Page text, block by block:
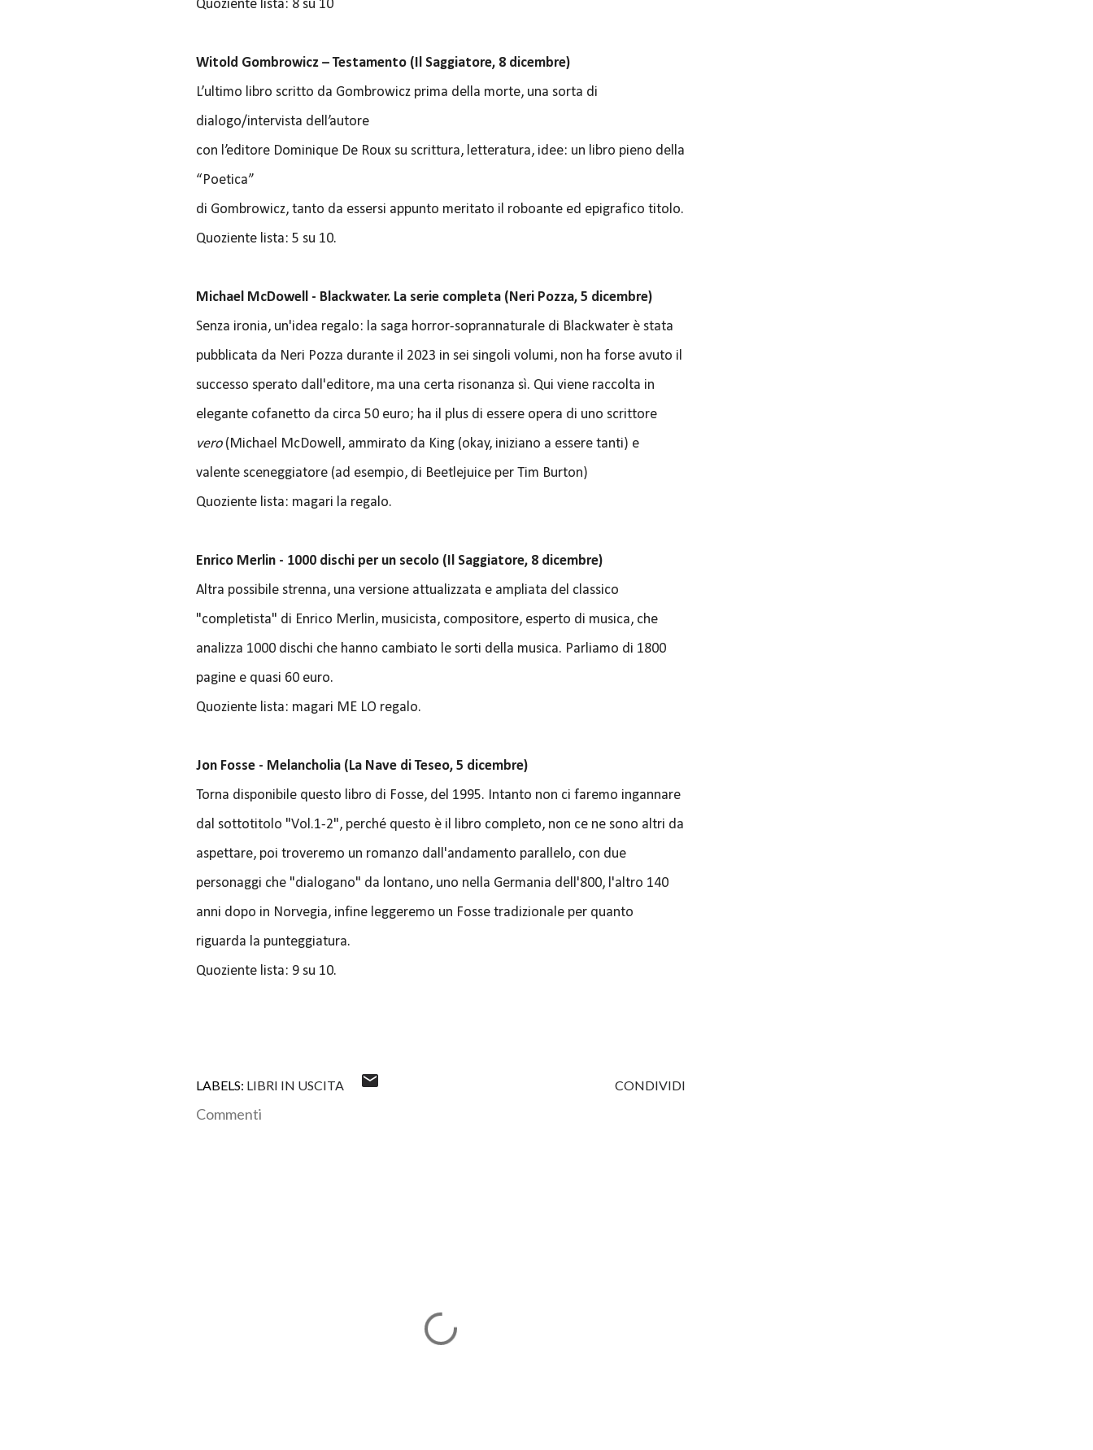
Quoziente lista: 8 su 10
Witold Gombrowicz – Testamento (Il Saggiatore, 8 dicembre)
L’ultimo libro scritto da Gombrowicz prima della morte, una sorta di
dialogo/intervista dell’autore
con l’editore Dominique De Roux su scrittura, letteratura, idee: un libro pieno della
“Poetica”
di Gombrowicz, tanto da essersi appunto meritato il roboante ed epigrafico titolo.
Quoziente lista: 5 su 10.
Michael McDowell - Blackwater. La serie completa (Neri Pozza, 5 dicembre)
Senza ironia, un'idea regalo: la saga horror-soprannaturale di Blackwater è stata
pubblicata da Neri Pozza durante il 2023 in sei singoli volumi, non ha forse avuto il
successo sperato dall'editore, ma una certa risonanza sì. Qui viene raccolta in
elegante cofanetto da circa 50 euro; ha il plus di essere opera di uno scrittore
vero(Michael McDowell, ammirato da King (okay, iniziano a essere tanti) e
valente sceneggiatore (ad esempio, di Beetlejuice per Tim Burton)
Quoziente lista: magari la regalo.
Enrico Merlin - 1000 dischi per un secolo (Il Saggiatore, 8 dicembre)
Altra possibile strenna, una versione attualizzata e ampliata del classico
"completista" di Enrico Merlin, musicista, compositore, esperto di musica, che
analizza 1000 dischi che hanno cambiato le sorti della musica. Parliamo di 1800
pagine e quasi 60 euro.
Quoziente lista: magari ME LO regalo.
Jon Fosse - Melancholia (La Nave di Teseo, 5 dicembre)
Torna disponibile questo libro di Fosse, del 1995. Intanto non ci faremo ingannare
dal sottotitolo "Vol.1-2", perché questo è il libro completo, non ce ne sono altri da
aspettare, poi troveremo un romanzo dall'andamento parallelo, con due
personaggi che "dialogano" da lontano, uno nella Germania dell'800, l'altro 140
anni dopo in Norvegia, infine leggeremo un Fosse tradizionale per quanto
riguarda la punteggiatura.
Quoziente lista: 9 su 10.
LABELS: LIBRI IN USCITA CONDIVIDI
Commenti